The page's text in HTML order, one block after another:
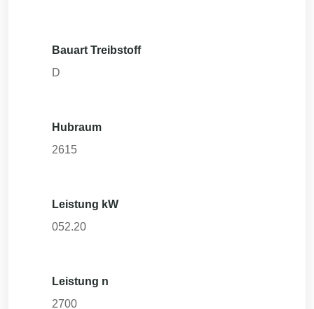
Bauart Treibstoff
D
Hubraum
2615
Leistung kW
052.20
Leistung n
2700